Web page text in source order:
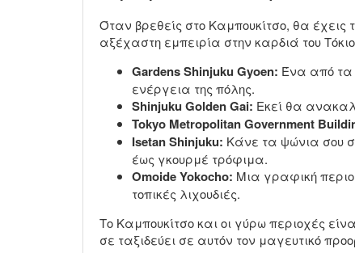
Όταν βρεθείς στο Καμπουκίτσο, θα
αξέχαστη εμπειρία στην καρδιά του
Gardens Shinjuku Gyoen: Ένα από τα
ενέργεια της πόλης.
Shinjuku Golden Gai: Εκεί θα
Tokyo Metropolitan Government
Isetan Shinjuku: Κάνε τα ψώνια σου
έως γκουρμέ τρόφιμα.
Omoide Yokocho: Μια γραφική
τοπικές λιχουδιές.
Το Καμπουκίτσο και οι γύρω περιοχές
σε ταξιδεύει σε αυτόν τον μαγευτικό